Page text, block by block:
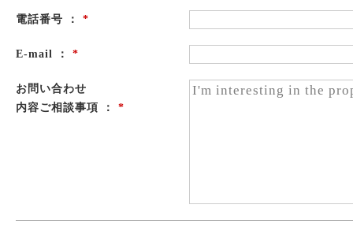
電話番号 ： *
E-mail ： *
お問い合わせ
内容ご相談事項 ： *